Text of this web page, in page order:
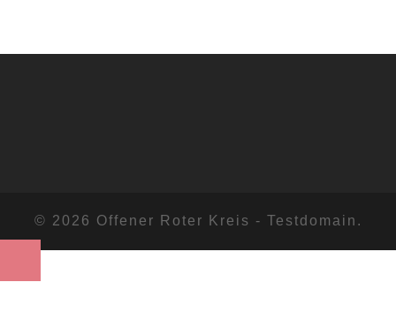
© 2026 Offener Roter Kreis - Testdomain.